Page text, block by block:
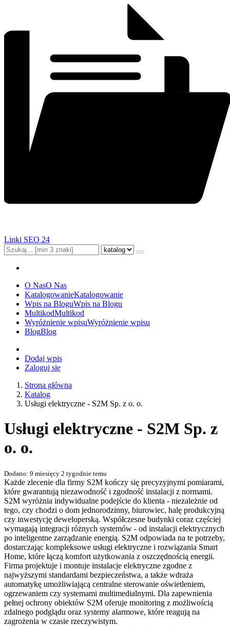
Linki SEO 24
O NasO Nas
KatalogowanieKatalogowanie
Wpis na BloguWpis na Blogu
MultikodMultikod
Wyróżnienie wpisuWyróżnienie wpisu
BlogBlog
Dodaj wpis
Zaloguj się
Strona główna
Katalog
Usługi elektryczne - S2M Sp. z o. o.
Usługi elektryczne - S2M Sp. z
o. o.
Dodano: 9 miesięcy 2 tygodnie temu
Każde zlecenie dla firmy S2M kończy się precyzyjnymi pomiarami,
które gwarantują niezawodność i zgodność instalacji z normami.
S2M wyróżnia indywidualne podejście do klienta - niezależnie od
tego, czy chodzi o dom jednorodzinny, biurowiec, halę produkcyjną
czy inwestycję deweloperską. Współczesne budynki coraz częściej
wymagają integracji różnych systemów - od instalacji elektrycznych
po inteligentne zarządzanie energią. S2M odpowiada na te potrzeby,
dostarczając kompleksowe usługi elektryczne i rozwiązania Smart
Home, które łączą komfort użytkowania z oszczędnością energii.
Firma projektuje i montuje instalacje elektryczne zgodne z
najwyższymi standardami bezpieczeństwa, a także wdraża
automatykę umożliwiającą centralne sterowanie oświetleniem,
ogrzewaniem czy systemami multimedialnymi. Dla zapewnienia
pełnej ochrony obiektów S2M oferuje monitoring z możliwością
zdalnego podglądu oraz systemy alarmowe, które reagują na
zagrożenia w czasie rzeczywistym.